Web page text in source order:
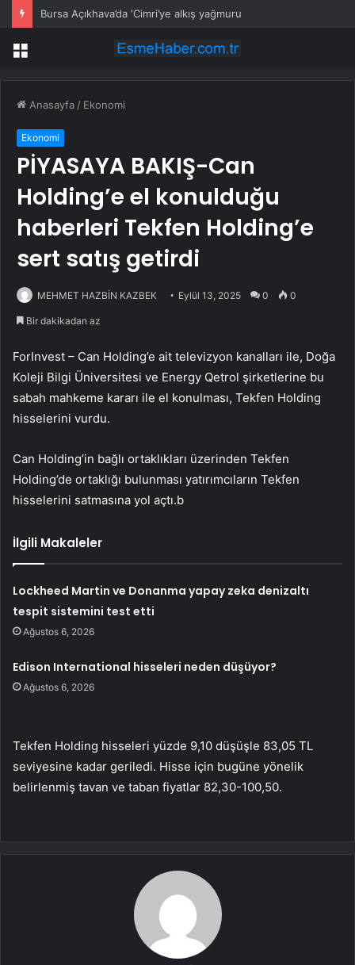
Menü
Anasayfa / Ekonomi
Ekonomi
PİYASAYA BAKIŞ-Can
Holding’e el konulduğu
haberleri Tekfen Holding’e
sert satış getirdi
MEHMET HAZBİN KAZBEK Eylül 13, 2025 0 0
Bir dakikadan az
ForInvest – Can Holding’e ait televizyon kanalları ile, Doğa
Koleji Bilgi Üniversitesi ve Energy Qetrol şirketlerine bu
sabah mahkeme kararı ile el konulması, Tekfen Holding
hisselerini vurdu.
Can Holding’in bağlı ortaklıkları üzerinden Tekfen
Holding’de ortaklığı bulunması yatırımcıların Tekfen
hisselerini satmasına yol açtı.b
İlgili Makaleler
Lockheed Martin ve Donanma yapay zeka denizaltı
tespit sistemini test etti
Ağustos 6, 2026
Edison International hisseleri neden düşüyor?
Ağustos 6, 2026
Tekfen Holding hisseleri yüzde 9,10 düşüşle 83,05 TL
seviyesine kadar geriledi. Hisse için bugüne yönelik
belirlenmiş tavan ve taban fiyatlar 82,30-100,50.